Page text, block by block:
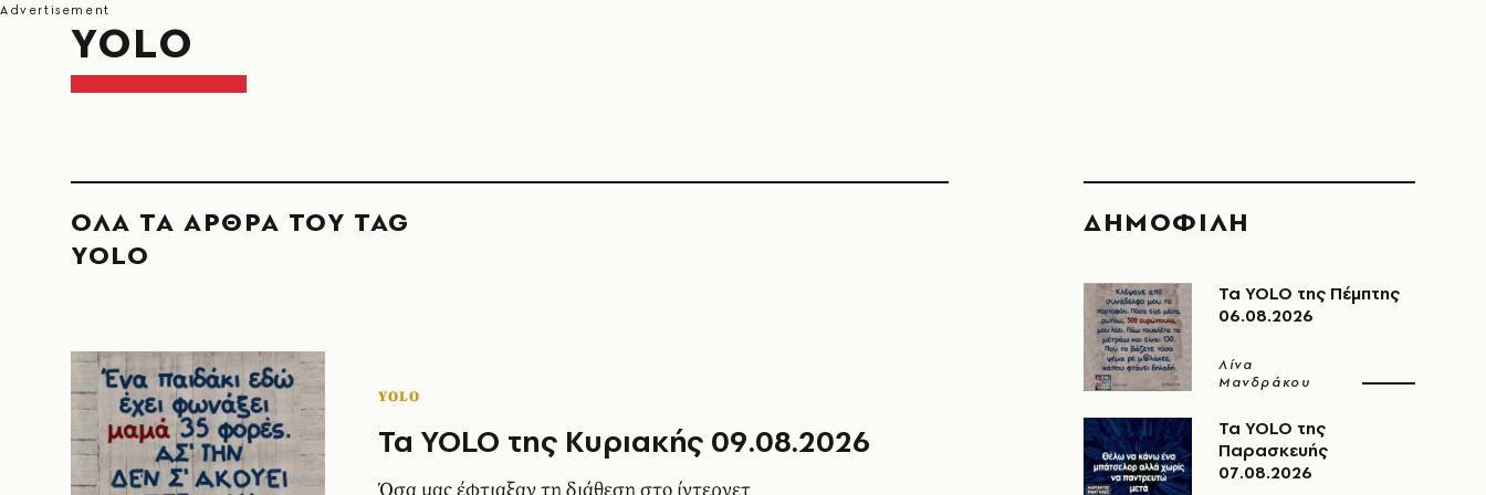
YOLO
ΟΛΑ ΤΑ ΑΡΘΡΑ ΤΟΥ TAG
YOLO
YOLO
Τα YOLO της Κυριακής 09.08.2026
ΔΗΜΟΦΙΛΗ
Τα YOLO της Πέμπτης
06.08.2026
Λίνα
Μανδράκου
Τα YOLO της
Παρασκευής
07.08.2026